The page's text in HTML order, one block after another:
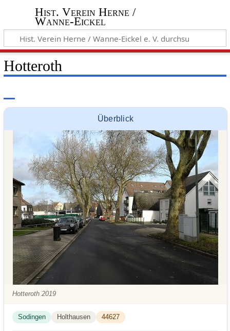
Hist. Verein Herne /
Wanne-Eickel
Hotteroth
Überblick
Hotteroth 2019
Sodingen Holthausen 44627